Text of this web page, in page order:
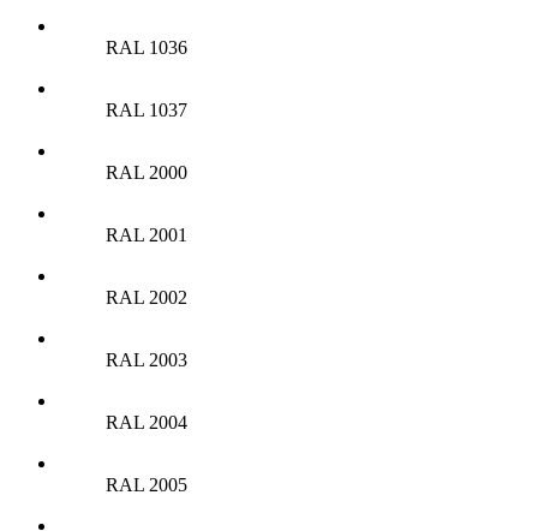
RAL 1036
RAL 1037
RAL 2000
RAL 2001
RAL 2002
RAL 2003
RAL 2004
RAL 2005